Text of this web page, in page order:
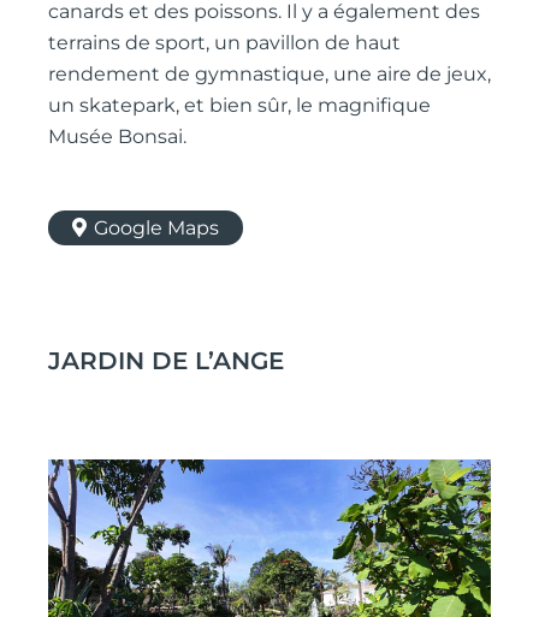
canards et des poissons. Il y a également des
terrains de sport, un pavillon de haut
rendement de gymnastique, une aire de jeux,
un skatepark, et bien sûr, le magnifique
Musée Bonsai.
Google Maps
JARDIN DE L’ANGE